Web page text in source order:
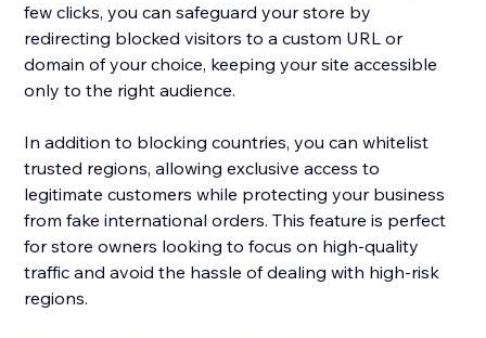
few clicks, you can safeguard your store by
redirecting blocked visitors to a custom URL or
domain of your choice, keeping your site accessible
only to the right audience.
In addition to blocking countries, you can whitelist
trusted regions, allowing exclusive access to
legitimate customers while protecting your business
from fake international orders. This feature is perfect
for store owners looking to focus on high-quality
traffic and avoid the hassle of dealing with high-risk
regions.